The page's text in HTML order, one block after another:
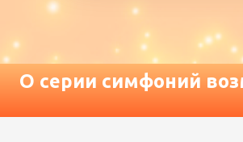
Сессия Симфонии это не терапия или сеанс
исцеления - это исследование энергий с
целью вдохновить каждого знать то, что
они знают и то, что они могут